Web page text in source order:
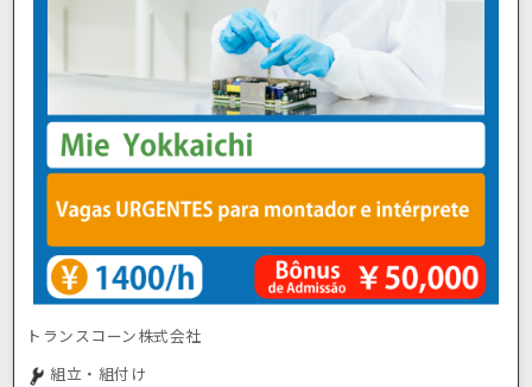
トランスコーン株式会社
組立・組付け